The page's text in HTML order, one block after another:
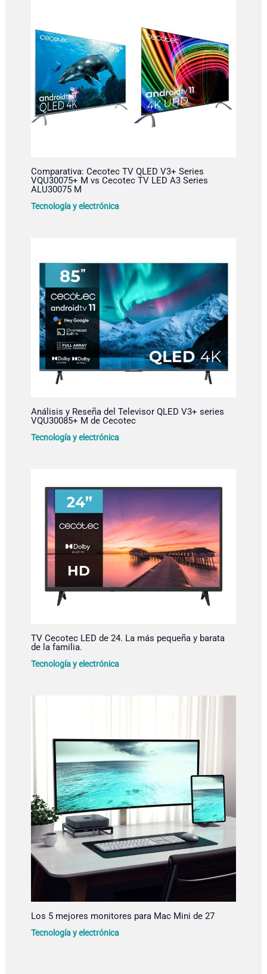
Comparativa: Cecotec TV QLED V3+ Series
VQU30075+ M vs Cecotec TV LED A3 Series
ALU30075 M
Tecnología y electrónica
Análisis y Reseña del Televisor QLED V3+ series
VQU30085+ M de Cecotec
Tecnología y electrónica
TV Cecotec LED de 24. La más pequeña y barata
de la familia.
Tecnología y electrónica
Los 5 mejores monitores para Mac Mini de 27
Tecnología y electrónica